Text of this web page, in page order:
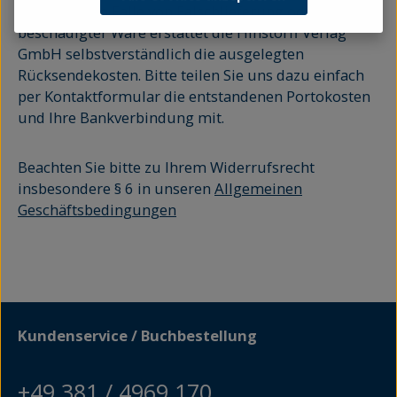
zu tragen. Im Falle von Falschlieferung oder
beschädigter Ware erstattet die Hinstorff Verlag
GmbH selbstverständlich die ausgelegten
Rücksendekosten. Bitte teilen Sie uns dazu einfach
per Kontaktformular die entstandenen Portokosten
und Ihre Bankverbindung mit.
Beachten Sie bitte zu Ihrem Widerrufsrecht
insbesondere § 6 in unseren Allgemeinen
Geschäftsbedingungen
Kundenservice / Buchbestellung